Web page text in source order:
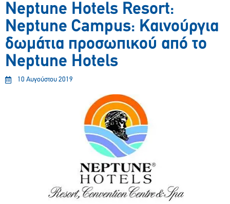
Neptune Hotels Resort:
Neptune Campus: Καινούργια
δωμάτια προσωπικού από το
Neptune Hotels
10 Αυγούστου 2019